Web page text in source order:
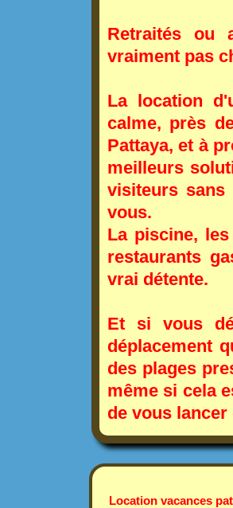
Retraités
vraiment pas
La location
calme, près
Pattaya, et à
meilleurs
visiteurs sans
vous.
La piscine,
restaurants
vrai détente.
Et si vous
déplacement
des plages
même si cela
de vous
Location vacances